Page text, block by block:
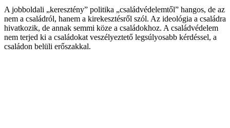
A jobboldali „keresztény” politika „családvédelemtől” hangos, de az
nem a családról, hanem a kirekesztésről szól. Az ideológia a családra
hivatkozik, de annak semmi köze a családokhoz. A családvédelem
nem terjed ki a családokat veszélyeztető legsúlyosabb kérdéssel, a
családon belüli erőszakkal.